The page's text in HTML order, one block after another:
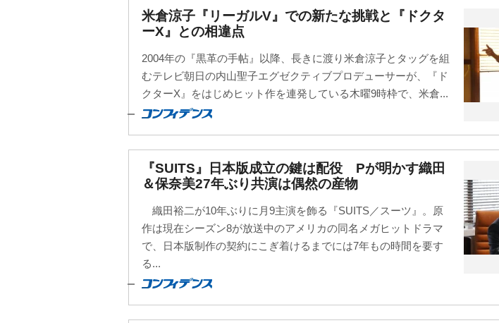
米倉涼子『リーガルV』での新たな挑戦と『ドクタ
ーX』との相違点
2004年の『黒革の手帖』以降、長きに渡り米倉涼子とタッグを組
むテレビ朝日の内山聖子エグゼクティブプロデューサーが、『ド
クターX』をはじめヒット作を連発している木曜9時枠で、米倉...
『SUITS』日本版成立の鍵は配役 Pが明かす織田
＆保奈美27年ぶり共演は偶然の産物
織田裕二が10年ぶりに月9主演を飾る『SUITS／スーツ』。原
作は現在シーズン8が放送中のアメリカの同名メガヒットドラマ
で、日本版制作の契約にこぎ着けるまでには7年もの時間を要す
る...